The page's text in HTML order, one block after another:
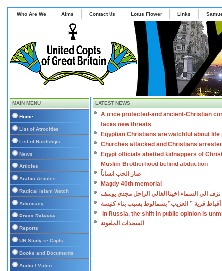
Who Are We Aims Contact Us Lotus Flower Links
MAIN MENU
Home
List of Atrocities
List of Hardships
News
Articles
Arabic Articles
Radical Islam Watch
Advocacy
Press Release
Reports
UN Study re Copts
Books and Documents
Audio / Video
LATEST NEWS
A once protected-and ancient-Christian
faces new threats
Egyptian Christians are watchful about life
Churches attacked and Christians
Egypt officials abetted kidnappers of
Muslim Brotherhood behind abduction
صار الحب انساناً
Magdy 40th memorial
نزف الي السماء اخينا الغالي الراحل مجدي يوسف
أقباط قرية ” العزيب” بسمالوط بسبب بناء كنيسة
In Russia, the shift in public opinion is
السجدات الملعونة